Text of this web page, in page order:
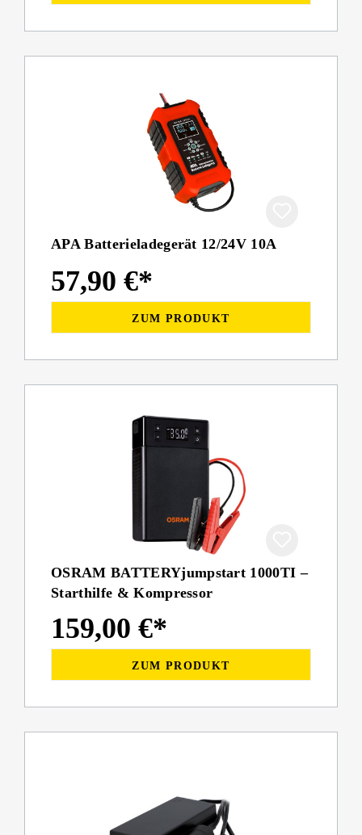
APA Batterieladegerät 12/24V 10A
57,90 €*
ZUM PRODUKT
OSRAM BATTERYjumpstart 1000TI –
Starthilfe & Kompressor
159,00 €*
ZUM PRODUKT